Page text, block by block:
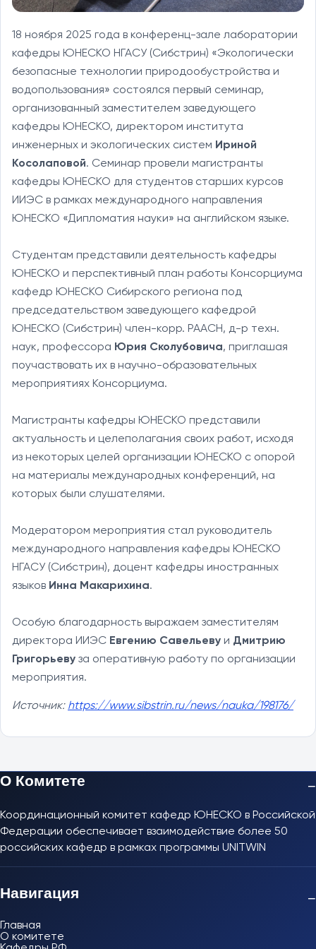
18 ноября 2025 года в конференц-зале лаборатории
кафедры ЮНЕСКО НГАСУ (Сибстрин) «Экологически
безопасные технологии природообустройства и
водопользования» состоялся первый семинар,
организованный заместителем заведующего
кафедры ЮНЕСКО, директором института
инженерных и экологических систем Ириной
Косолаповой. Семинар провели магистранты
кафедры ЮНЕСКО для студентов старших курсов
ИИЭС в рамках международного направления
ЮНЕСКО «Дипломатия науки» на английском языке.
Студентам представили деятельность кафедры
ЮНЕСКО и перспективный план работы Консорциума
кафедр ЮНЕСКО Сибирского региона под
председательством заведующего кафедрой
ЮНЕСКО (Сибстрин) член-корр. РААСН, д-р техн.
наук, профессора Юрия Сколубовича, приглашая
поучаствовать их в научно-образовательных
мероприятиях Консорциума.
Магистранты кафедры ЮНЕСКО представили
актуальность и целеполагания своих работ, исходя
из некоторых целей организации ЮНЕСКО с опорой
на материалы международных конференций, на
которых были слушателями.
Модератором мероприятия стал руководитель
международного направления кафедры ЮНЕСКО
НГАСУ (Сибстрин), доцент кафедры иностранных
языков Инна Макарихина.
Особую благодарность выражаем заместителям
директора ИИЭС Евгению Савельеву и Дмитрию
Григорьеву за оперативную работу по организации
мероприятия.
Источник: https://www.sibstrin.ru/news/nauka/198176/
О Комитете −
Координационный комитет кафедр ЮНЕСКО в Российской
Федерации обеспечивает взаимодействие более 50
российских кафедр в рамках программы UNITWIN
Навигация −
Главная
О комитете